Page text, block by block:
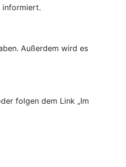
informiert.
Außerdem wird es
folgen dem Link „Im